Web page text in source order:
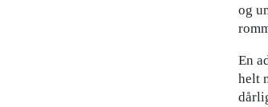
og
En
helt